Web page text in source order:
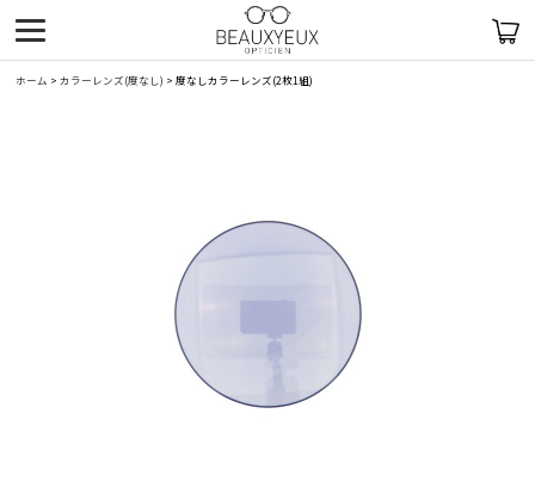
ホーム > カラーレンズ(度なし) > 度なしカラーレンズ(2枚1組)